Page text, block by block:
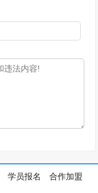
学员报名
合作加盟